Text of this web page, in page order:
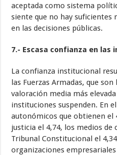
aceptada como sistema
siente que no hay
en las decisiones públicas.
7.- Escasa confianza en las
La confianza institucional
las Fuerzas Armadas, que
valoración media más
instituciones suspenden. En
autonómicos que obtienen el
justicia el 4,74, los medios de
Tribunal Constitucional el
organizaciones empresariales